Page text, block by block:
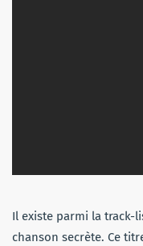
Il existe parmi la track-
chanson secrète. Ce